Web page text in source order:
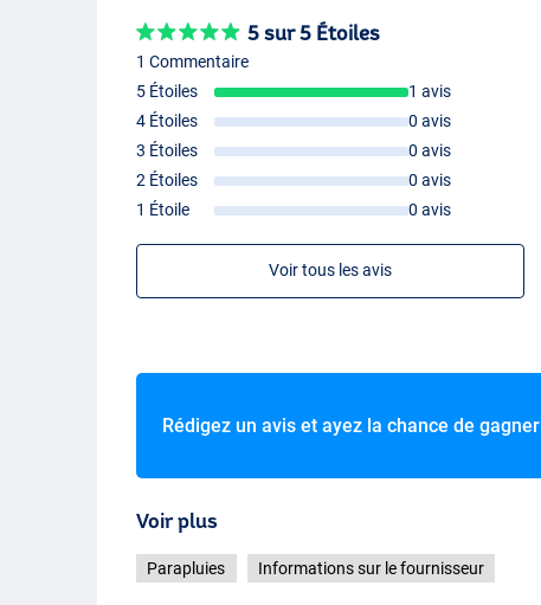
5 sur 5 Étoiles
1 Commentaire
5 Étoiles
1 avis
4 Étoiles
0 avis
3 Étoiles
0 avis
2 Étoiles
0 avis
1 Étoile
0 avis
Voir tous les avis
Rédigez un avis et ayez la chance de gagner
Voir plus
Parapluies Informations sur le fournisseur